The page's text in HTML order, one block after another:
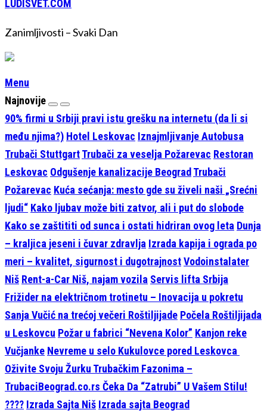
LUDISVET.COM
Zanimljivosti – Svaki Dan
Menu
Najnovije
90% firmi u Srbiji pravi istu grešku na internetu (da li si
među njima?) Hotel Leskovac Iznajmljivanje Autobusa
Trubači StuttgartTrubači za veselja Požarevac Restoran
Leskovac Odgušenje kanalizacije Beograd Trubači
Požarevac Kuća sećanja: mesto gde su živeli naši „Srećni
ljudi“ Kako ljubav može biti zatvor, ali i put do slobode
Kako se zaštititi od sunca i ostati hidriran ovog leta Dunja
– kraljica jeseni i čuvar zdravlja Izrada kapija i ograda po
meri – kvalitet, sigurnost i dugotrajnostVodoinstalater
Niš Rent-a-Car Niš, najam vozila Servis lifta Srbija
Frižider na električnom trotinetu – Inovacija u pokretu
Sanja Vučić na trećoj večeri Roštiljijade Počela Roštiljijada
u Leskovcu Požar u fabrici “Nevena Kolor” Kanjon reke
Vučjanke Nevreme u selo Kukulovce pored Leskovca
Oživite Svoju Žurku Trubačkim Fazonima –
TrubaciBeograd.co.rs Čeka Da “Zatrubi” U Vašem Stilu!
???? Izrada Sajta Niš Izrada sajta Beograd